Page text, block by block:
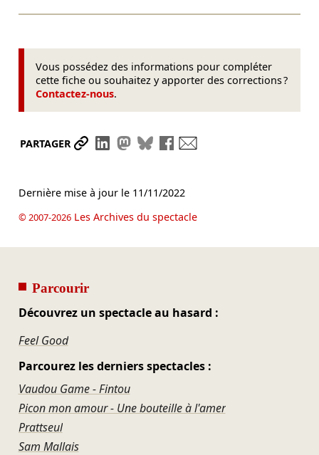
Vous possédez des informations pour compléter
cette fiche ou souhaitez y apporter des corrections ?
Contactez-nous.
PARTAGER Partager le lien
Partager sur LinkedIn
Partager sur Mastodon
Partager sur Bluesky
Partager sur Facebook
Dernière mise à jour le 11/11/2022
© 2007-2026Les Archives du spectacle
Parcourir
Découvrez un spectacle au hasard :
Feel Good
Parcourez les derniers spectacles :
Vaudou Game - Fintou
Picon mon amour - Une bouteille à l'amer
Prattseul
Sam Mallais